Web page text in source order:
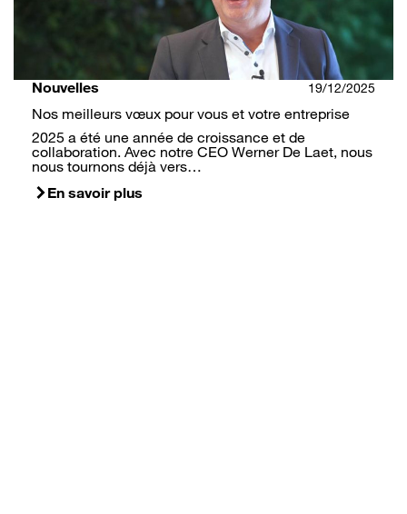
Nouvelles 19/12/2025
Nos meilleurs vœux pour vous et votre entreprise
2025 a été une année de croissance et de
collaboration. Avec notre CEO Werner De Laet, nous
nous tournons déjà vers…
En savoir plus